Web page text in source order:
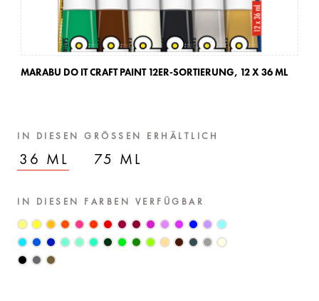
MARABU DO IT CRAFT PAINT 12ER-SORTIERUNG, 12 X 36 ML
IN DIESEN GRÖSSEN ERHÄLTLICH
36 ML 75 ML
IN DIESEN FARBEN VERFÜGBAR